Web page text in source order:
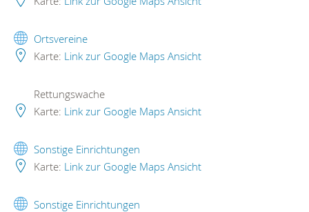
Ortsvereine
Karte: Link zur Google Maps Ansicht
Rettungswache
Karte: Link zur Google Maps Ansicht
Sonstige Einrichtungen
Karte: Link zur Google Maps Ansicht
Sonstige Einrichtungen